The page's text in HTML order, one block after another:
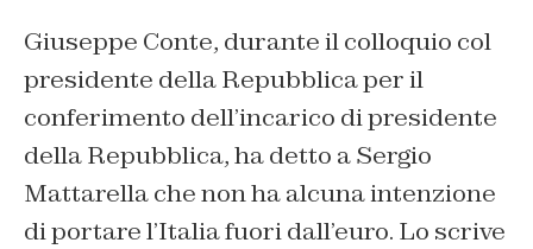
Giuseppe Conte, durante il colloquio col
presidente della Repubblica per il
conferimento dell’incarico di presidente
della Repubblica, ha detto a Sergio
Mattarella che non ha alcuna intenzione
di portare l’Italia fuori dall’euro. Lo scrive